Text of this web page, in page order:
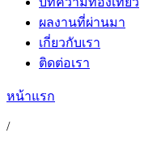
ผลงานที่ผ่านมา
เกี่ยวกับเรา
ติดต่อเรา
หน้าแรก
/